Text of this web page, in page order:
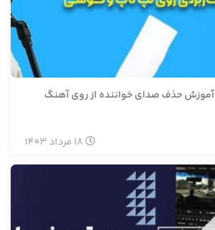
آموزش حذف صدای خواننده از روی آهنگ
18 مرداد 1403